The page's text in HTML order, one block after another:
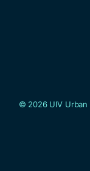
© 2026 UIV Urban